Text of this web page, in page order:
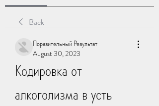
Back
Поразительный Результат
August 30, 2023
Кодировка от
алкоголизма в усть